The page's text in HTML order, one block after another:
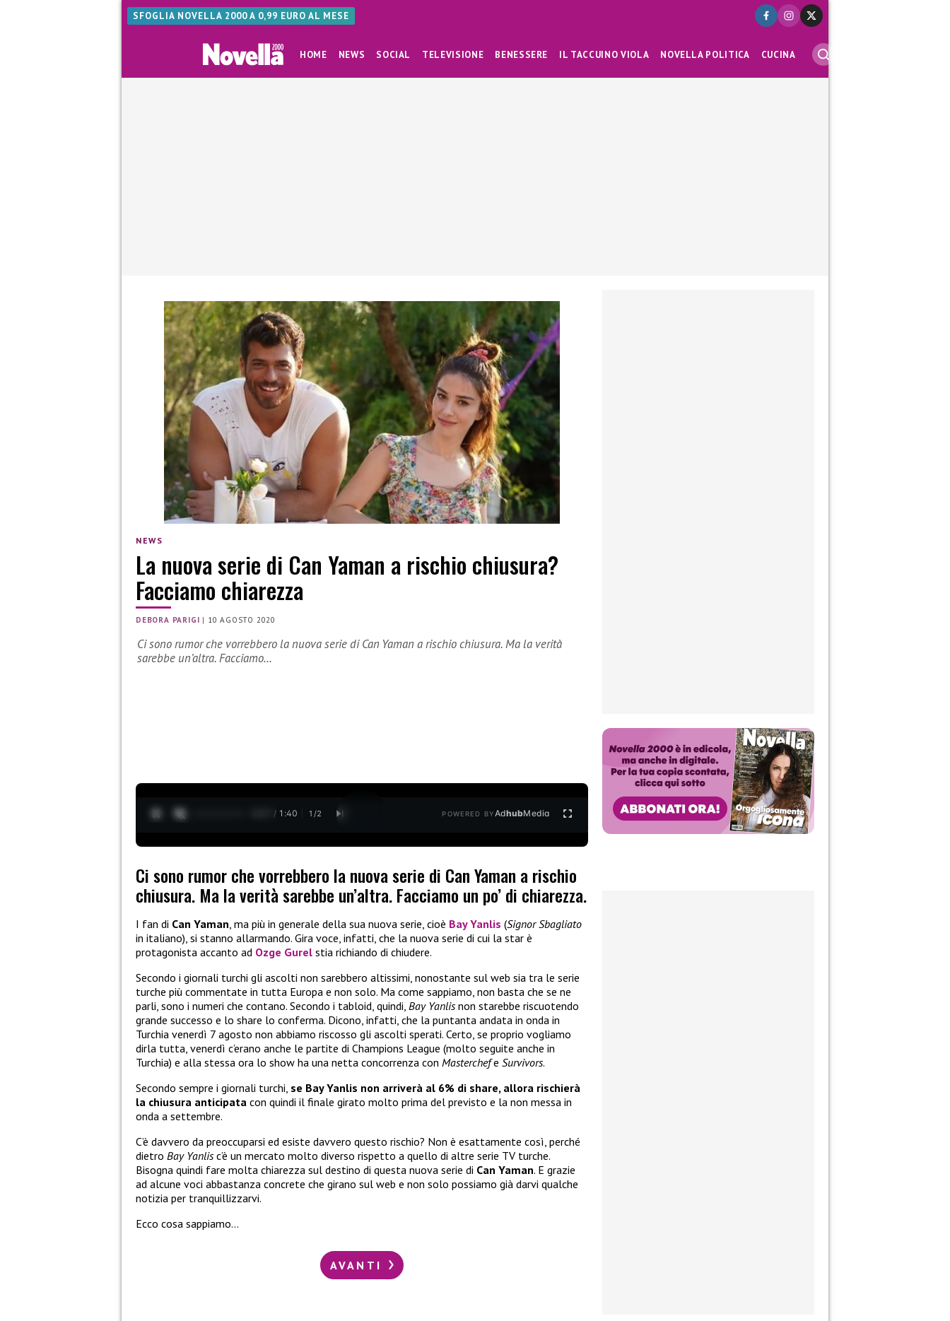
SFOGLIA NOVELLA 2000 A 0,99 EURO AL MESE
HOME NEWS SOCIAL TELEVISIONE BENESSERE IL TACCUINO VIOLA NOVELLA POLITICA CUCINA
NEWS
La nuova serie di Can Yaman a rischio chiusura?
Facciamo chiarezza
DEBORA PARIGI | 10 AGOSTO 2020
Ci sono rumor che vorrebbero la nuova serie di Can Yaman a rischio chiusura. Ma la verità
sarebbe un’altra. Facciamo…
0:28 / 1:40 1 /2 POWERED BYAdhubMedia
Ci sono rumor che vorrebbero la nuova serie di Can Yaman a rischio
chiusura. Ma la verità sarebbe un’altra. Facciamo un po’ di chiarezza.
I fan di Can Yaman, ma più in generale della sua nuova serie, cioè Bay Yanlis (Signor Sbagliato
in italiano), si stanno allarmando. Gira voce, infatti, che la nuova serie di cui la star è
protagonista accanto ad Ozge Gurel stia richiando di chiudere.
Secondo i giornali turchi gli ascolti non sarebbero altissimi, nonostante sul web sia tra le serie
turche più commentate in tutta Europa e non solo. Ma come sappiamo, non basta che se ne
parli, sono i numeri che contano. Secondo i tabloid, quindi, Bay Yanlisnon starebbe riscuotendo
grande successo e lo share lo conferma. Dicono, infatti, che la puntanta andata in onda in
Turchia venerdì 7 agosto non abbiamo riscosso gli ascolti sperati. Certo, se proprio vogliamo
dirla tutta, venerdì c’erano anche le partite di Champions League (molto seguite anche in
Turchia) e alla stessa ora lo show ha una netta concorrenza con Masterchefe Survivors.
Secondo sempre i giornali turchi, se Bay Yanlis non arriverà al 6% di share, allora rischierà
la chiusura anticipata con quindi il finale girato molto prima del previsto e la non messa in
onda a settembre.
C’è davvero da preoccuparsi ed esiste davvero questo rischio? Non è esattamente così, perché
dietro Bay Yanlisc’è un mercato molto diverso rispetto a quello di altre serie TV turche.
Bisogna quindi fare molta chiarezza sul destino di questa nuova serie di Can Yaman. E grazie
ad alcune voci abbastanza concrete che girano sul web e non solo possiamo già darvi qualche
notizia per tranquillizzarvi.
Ecco cosa sappiamo…
AVANTI